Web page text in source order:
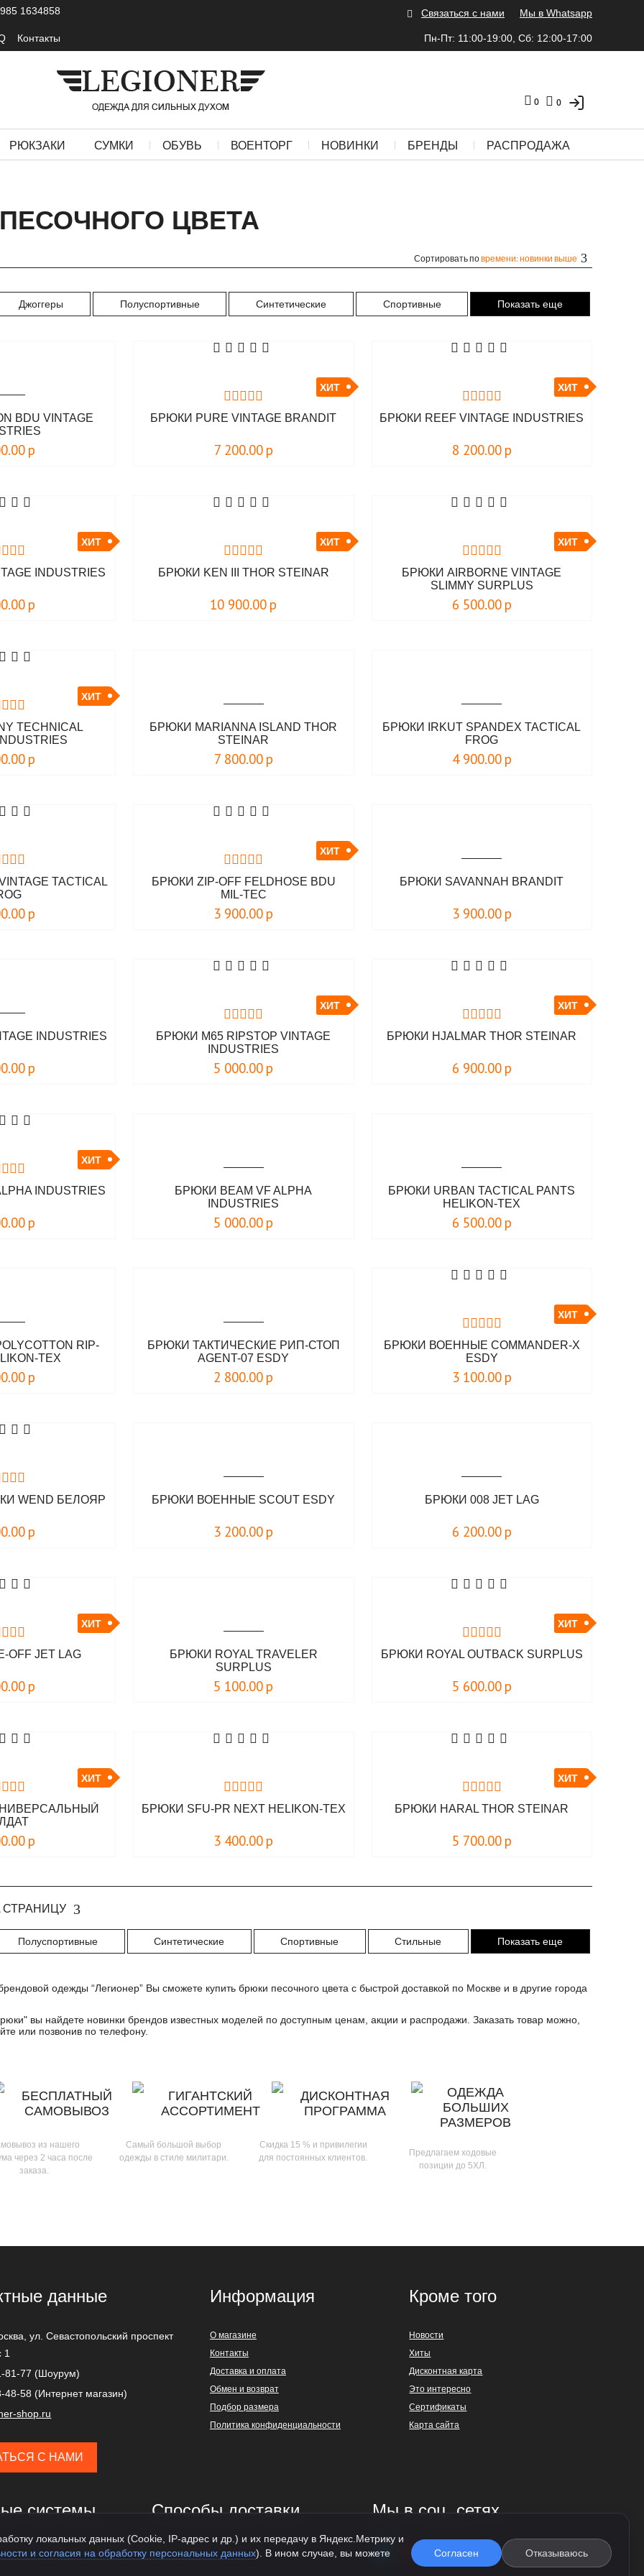
1634858 Связаться с нами Мы в Whatsapp
Контакты Пн-Пт: 11:00-19:00, Сб: 12:00-17:00
0
0
РЮКЗАКИ СУМКИ ОБУВЬ ВОЕНТОРГ НОВИНКИ БРЕНДЫ РАСПРОДАЖА
ЦВЕТА
Сортировать повремени: новинки выше
Джоггеры Полуспортивные Синтетические Спортивные Показать еще
BDU VINTAGE
р
ХИТ
БРЮКИ PURE VINTAGE BRANDIT
7 200.00 р
ХИТ
БРЮКИ REEF VINTAGE INDUSTRIES
8 200.00 р
ХИТ
INDUSTRIES
р
ХИТ
БРЮКИ KEN III THOR STEINAR
10 900.00 р
ХИТ
БРЮКИ AIRBORNE VINTAGE
SLIMMY SURPLUS
6 500.00 р
ХИТ
TECHNICAL
р
БРЮКИ MARIANNA ISLAND THOR
STEINAR
7 800.00 р
БРЮКИ IRKUT SPANDEX TACTICAL
FROG
4 900.00 р
TACTICAL
р
ХИТ
БРЮКИ ZIP-OFF FELDHOSE BDU
MIL-TEC
3 900.00 р
БРЮКИ SAVANNAH BRANDIT
3 900.00 р
INDUSTRIES
р
ХИТ
БРЮКИ M65 RIPSTOP VINTAGE
INDUSTRIES
5 000.00 р
ХИТ
БРЮКИ HJALMAR THOR STEINAR
6 900.00 р
ХИТ
INDUSTRIES
р
БРЮКИ BEAM VF ALPHA
INDUSTRIES
5 000.00 р
БРЮКИ URBAN TACTICAL PANTS
HELIKON-TEX
6 500.00 р
RIP-
TEX
р
БРЮКИ ТАКТИЧЕСКИЕ РИП-СТОП
AGENT-07 ESDY
2 800.00 р
ХИТ
БРЮКИ ВОЕННЫЕ COMMANDER-X
ESDY
3 100.00 р
WEND БЕЛОЯР
р
БРЮКИ ВОЕННЫЕ SCOUT ЕSDY
3 200.00 р
БРЮКИ 008 JET LAG
6 200.00 р
ХИТ
OFF JET LAG
р
БРЮКИ ROYAL TRAVELER
SURPLUS
5 100.00 р
ХИТ
БРЮКИ ROYAL OUTBACK SURPLUS
5 600.00 р
ХИТ
р
БРЮКИ SFU-PR NEXT HELIKON-TEX
3 400.00 р
ХИТ
БРЮКИ HARAL THOR STEINAR
5 700.00 р
СТРАНИЦУ
Полуспортивные Синтетические Спортивные Стильные Показать еще
одежды “Легионер” Вы сможете купить брюки песочного цвета с быстрой доставкой по Москве и в другие города
" вы найдете новинки брендов известных моделей по доступным ценам, акции и распродажи. Заказать товар можно,
или позвонив по телефону.
БЕСПЛАТНЫЙ
САМОВЫВОЗ
из нашего
через 2 часа после
заказа.
ГИГАНТСКИЙ
АССОРТИМЕНТ
Самый большой выбор
одежды в стиле милитари.
ДИСКОНТНАЯ
ПРОГРАММА
Скидка 15 % и привилегии
для постоянных клиентов.
ОДЕЖДА
БОЛЬШИХ
РАЗМЕРОВ
Предлагаем ходовые
позиции до 5ХЛ.
данные
,ул. Севастопольский проспект
1
81-77 (Шоурум)
48-58 (Интернет магазин)
shop.ru
С НАМИ
Информация
О магазине
Контакты
Доставка и оплата
Обмен и возврат
Подбор размера
Политика конфиденциальности
Кроме того
Новости
Хиты
Дисконтная карта
Это интересно
Сертификаты
Карта сайта
системы Способы доставки Мы в соц. сетях
локальных данных (Cookie, IP-адрес и др.) и их передачу в Яндекс.Метрику и
и согласия на обработку персональных данных). В ином случае, вы можете
Согласен Отказываюсь